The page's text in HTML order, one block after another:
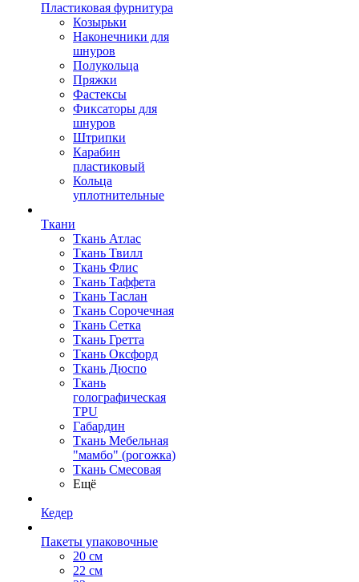
Пластиковая фурнитура
Козырьки
Наконечники для
шнуров
Полукольца
Пряжки
Фастексы
Фиксаторы для
шнуров
Штрипки
Карабин
пластиковый
Кольца
уплотнительные
Ткани
Ткань Атлас
Ткань Твилл
Ткань Флис
Ткань Таффета
Ткань Таслан
Ткань Сорочечная
Ткань Сетка
Ткань Гретта
Ткань Оксфорд
Ткань Дюспо
Ткань
голографическая
TPU
Габардин
Ткань Мебельная
"мамбо" (рогожка)
Ткань Смесовая
Ещё
Кедер
Пакеты упаковочные
20 см
22 см